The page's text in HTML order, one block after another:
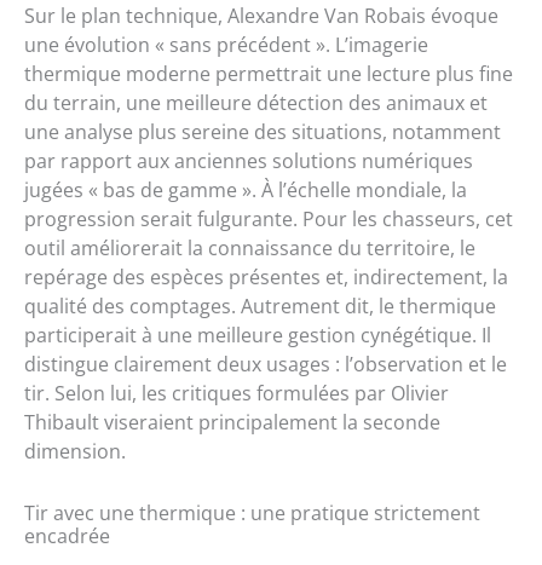
Sur le plan technique, Alexandre Van Robais évoque
une évolution « sans précédent ». L’imagerie
thermique moderne permettrait une lecture plus fine
du terrain, une meilleure détection des animaux et
une analyse plus sereine des situations, notamment
par rapport aux anciennes solutions numériques
jugées « bas de gamme ». À l’échelle mondiale, la
progression serait fulgurante. Pour les chasseurs, cet
outil améliorerait la connaissance du territoire, le
repérage des espèces présentes et, indirectement, la
qualité des comptages. Autrement dit, le thermique
participerait à une meilleure gestion cynégétique. Il
distingue clairement deux usages : l’observation et le
tir. Selon lui, les critiques formulées par Olivier
Thibault viseraient principalement la seconde
dimension.
Tir avec une thermique : une pratique strictement
encadrée